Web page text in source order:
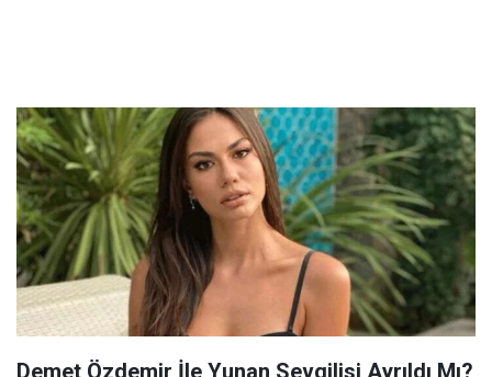
Demet Özdemir İle Yunan Sevgilisi Ayrıldı Mı?